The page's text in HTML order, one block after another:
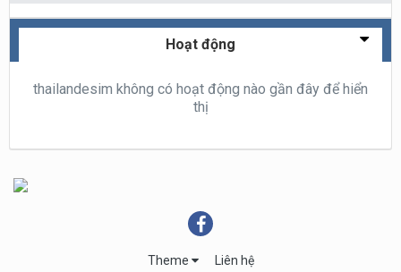
Hoạt động
thailandesim không có hoạt động nào gần đây để hiển
thị
Theme Liên hệ